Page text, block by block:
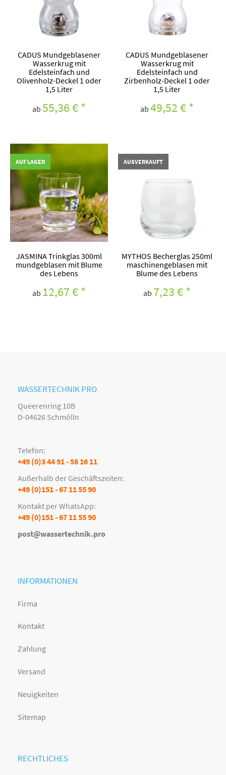
CADUS Mundgeblasener
Wasserkrug mit
Edelsteinfach und
Olivenholz-Deckel 1 oder
1,5 Liter
ab 55,36 €*
CADUS Mundgeblasener
Wasserkrug mit
Edelsteinfach und
Zirbenholz-Deckel 1 oder
1,5 Liter
ab 49,52 €*
AUF LAGER
JASMINA Trinkglas 300ml
mundgeblasen mit Blume
des Lebens
ab 12,67 €*
AUSVERKAUFT
MYTHOS Becherglas 250ml
maschinengeblasen mit
Blume des Lebens
ab 7,23 €*
WASSERTECHNIK PRO
Queerenring 10B
D-04626 Schmölln
Telefon:
+49 (0)3 44 91 - 58 16 11
Außerhalb der Geschäftszeiten:
+49 (0)151 - 67 11 55 90
Kontakt per WhatsApp:
+49 (0)151 - 67 11 55 90
post@wassertechnik.pro
INFORMATIONEN
Firma
Kontakt
Zahlung
Versand
Neuigkeiten
Sitemap
RECHTLICHES